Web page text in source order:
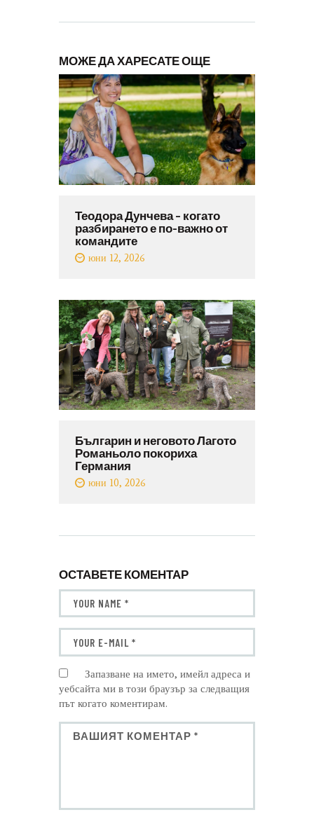
МОЖЕ ДА ХАРЕСАТЕ ОЩЕ
Теодора Дунчева – когато
разбирането е по-важно от
командите
юни 12, 2026
Българин и неговото Лагото
Романьоло покориха
Германия
юни 10, 2026
ОСТАВЕТЕ КОМЕНТАР
Запазване на името, имейл адреса и
уебсайта ми в този браузър за следващия
път когато коментирам.